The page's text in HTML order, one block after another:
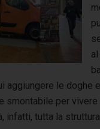
aggiungere le
smontabile per
infatti, tutta la